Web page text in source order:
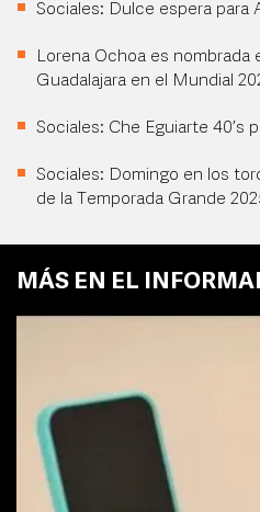
Sociales: Dulce espera para
Lorena Ochoa es nombrada
Guadalajara en el Mundial
Sociales: Che Eguiarte 40’s
Sociales: Domingo en los
de la Temporada Grande
MÁS EN EL